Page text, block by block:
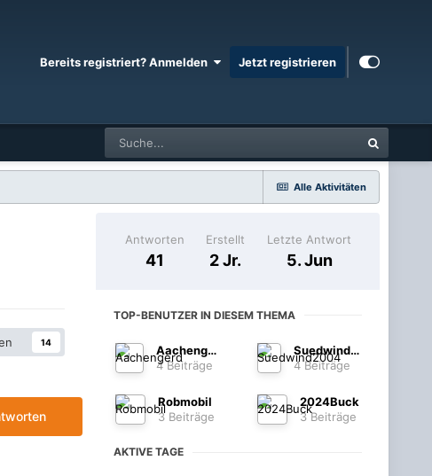
Bereits registriert? Anmelden Jetzt registrieren
Alle Aktivitäten
14
Antworten
41
Erstellt
2 Jr.
Letzte Antwort
5. Jun
TOP-BENUTZER IN DIESEM THEMA
Aachengerd
4 Beiträge
Suedwind2004
4 Beiträge
Robmobil
3 Beiträge
2024Buck
3 Beiträge
AKTIVE TAGE